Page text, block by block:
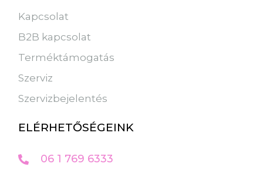
Kapcsolat
B2B kapcsolat
Terméktámogatás
Szerviz
Szervizbejelentés
ELÉRHETŐSÉGEINK
06 1 769 6333